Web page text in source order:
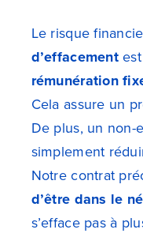
Le risque
d’effacementest
rémunération
Cela assure un
De plus, un non-
simplement
Notre contrat
d’être dans le
s’efface pas à